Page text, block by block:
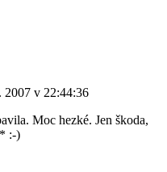
2007 v 22:44:36
Moc hezké. Jen škoda,
:-)